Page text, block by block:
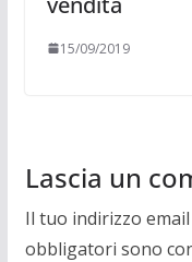
15/09/2019
Lascia un
Il tuo indirizzo
obbligatori sono